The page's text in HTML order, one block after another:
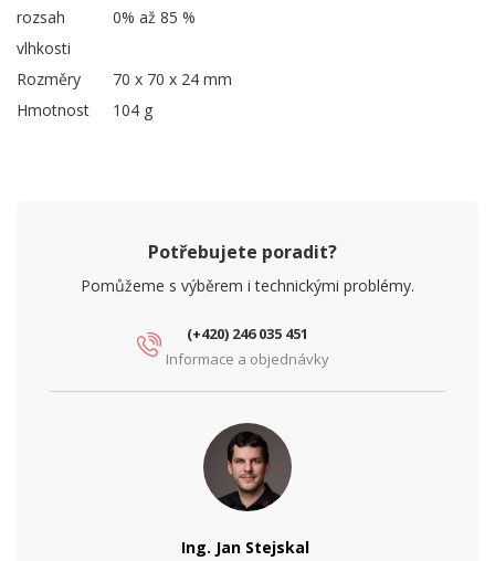
rozsah
vlhkosti
0% až 85 %
Rozměry
70 x 70 x 24 mm
Hmotnost
104 g
Potřebujete poradit?
Pomůžeme s výběrem i technickými problémy.
(+420) 246 035 451
Informace a objednávky
Ing. Jan Stejskal